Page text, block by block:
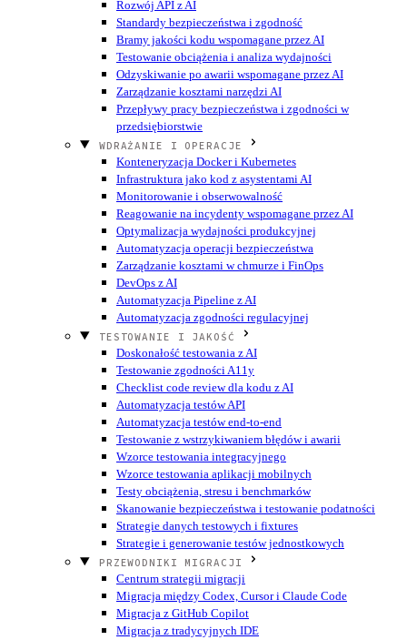
Rozwój API z AI
Standardy bezpieczeństwa i zgodność
Bramy jakości kodu wspomagane przez AI
Testowanie obciążenia i analiza wydajności
Odzyskiwanie po awarii wspomagane przez AI
Zarządzanie kosztami narzędzi AI
Przepływy pracy bezpieczeństwa i zgodności w
przedsiębiorstwie
WDRAŻANIE I OPERACJE
Konteneryzacja Docker i Kubernetes
Infrastruktura jako kod z asystentami AI
Monitorowanie i obserwowalność
Reagowanie na incydenty wspomagane przez AI
Optymalizacja wydajności produkcyjnej
Automatyzacja operacji bezpieczeństwa
Zarządzanie kosztami w chmurze i FinOps
DevOps z AI
Automatyzacja Pipeline z AI
Automatyzacja zgodności regulacyjnej
TESTOWANIE I JAKOŚĆ
Doskonałość testowania z AI
Testowanie zgodności A11y
Checklist code review dla kodu z AI
Automatyzacja testów API
Automatyzacja testów end-to-end
Testowanie z wstrzykiwaniem błędów i awarii
Wzorce testowania integracyjnego
Wzorce testowania aplikacji mobilnych
Testy obciążenia, stresu i benchmarków
Skanowanie bezpieczeństwa i testowanie podatności
Strategie danych testowych i fixtures
Strategie i generowanie testów jednostkowych
PRZEWODNIKI MIGRACJI
Centrum strategii migracji
Migracja między Codex, Cursor i Claude Code
Migracja z GitHub Copilot
Migracja z tradycyjnych IDE